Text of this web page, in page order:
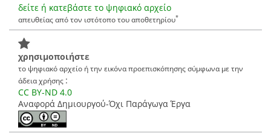
δείτε ή κατεβάστε το ψηφιακό αρχείο
απευθείας από τον ιστότοπο του αποθετηρίου*
χρησιμοποιήστε
το ψηφιακό αρχείο ή την εικόνα προεπισκόπησης σύμφωνα με την
άδεια χρήσης :
CC BY-ND 4.0
Αναφορά Δημιουργού-Όχι Παράγωγα Έργα